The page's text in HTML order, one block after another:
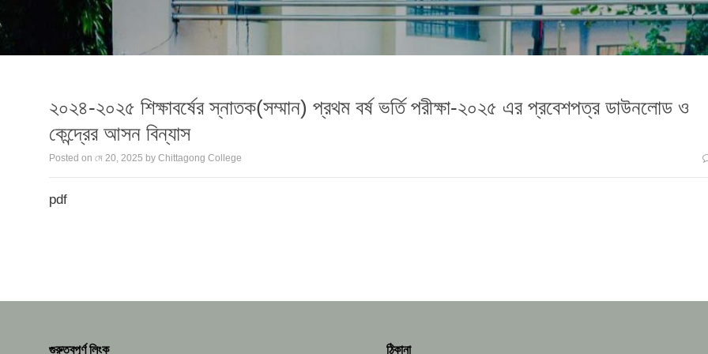
২০২৪-২০২৫ শিক্ষাবর্ষের স্নাতক(সম্মান) প্রথম বর্ষ ভর্তি পরীক্ষা-২০২৫ এর প্রবেশপত্র ডাউনলোড ও
কেন্দ্রের আসন বিন্যাস
Posted on মে 20, 2025 by Chittagong College
pdf
গুরুত্বপূর্ণ লিংক ঠিকানা